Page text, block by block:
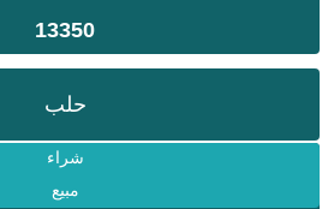
13350
حلب
شراء
مبيع